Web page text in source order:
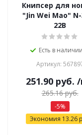
Книпсер для
"Jin Wei Mao"
22B
Есть в
Артикул:
251.90руб.
265.16руб.
-5%
Экономия 13.26